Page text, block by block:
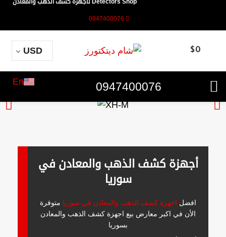
Detectors Shop لأجهزة كشف الذهب والمعادن
0947400076
$0
USD
0947400076
En
أجهزة كشف الذهب والمعادن في
سوريا
افضل اجهزة كشف الذهب والمعادن في سوريا متوفرة
الأن في اكبر معارض بيع اجهزة كشف الذهب والمعادن
بسوريا